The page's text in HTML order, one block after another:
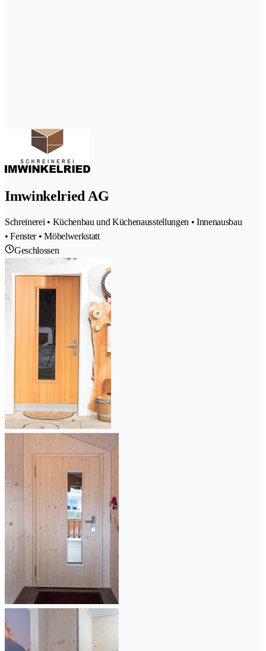
Imwinkelried AG
Schreinerei • Küchenbau und Küchenausstellungen • Innenausbau
• Fenster • Möbelwerkstatt
Geschlossen